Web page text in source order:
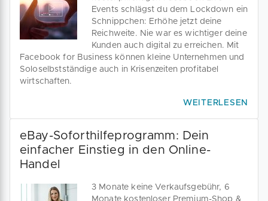
Events schlägst du dem Lockdown ein
Schnippchen: Erhöhe jetzt deine
Reichweite. Nie war es wichtiger deine
Kunden auch digital zu erreichen. Mit
Facebook for Business können kleine Unternehmen und
Soloselbstständige auch in Krisenzeiten profitabel
wirtschaften.
WEITERLESEN
eBay-Soforthilfeprogramm: Dein
einfacher Einstieg in den Online-
Handel
3 Monate keine Verkaufsgebühr, 6
Monate kostenloser Premium-Shop &